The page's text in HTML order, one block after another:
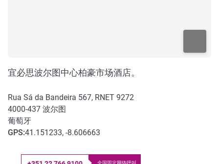
宜必思波尔图中心柏豪市场酒店。
Rua Sá da Bandeira 567, RNET 9272
4000-437 波尔图
葡萄牙
GPS:41.151233, -8.606663
全国固定网络呼叫